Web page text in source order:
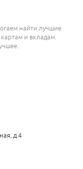
найти лучшие
и вкладам.
д.4